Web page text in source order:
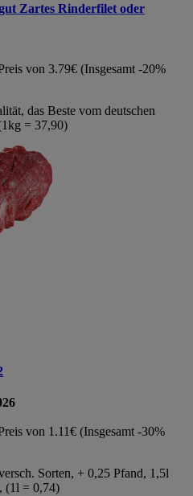
Zartes Rinderfilet oder
von 3.79€ (Insgesamt -20%
das Beste vom deutschen
= 37,90)
von 1.11€ (Insgesamt -30%
Sorten, + 0,25 Pfand, 1,5l
(1l = 0,74)